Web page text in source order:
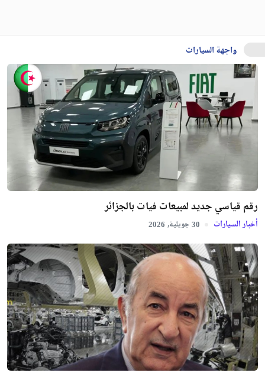
واجهة السيارات
رقم قياسي جديد لمبيعات فيات بالجزائر
أخبار السيارات 30 جويلية, 2026